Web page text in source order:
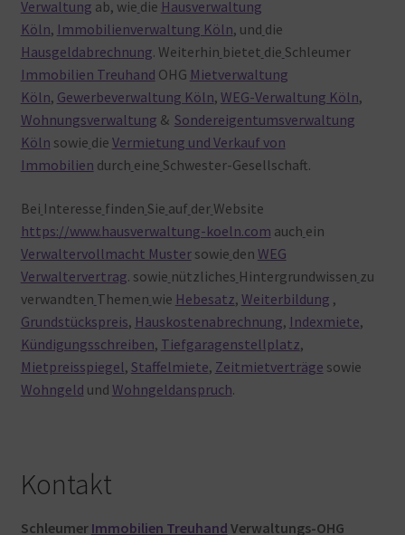
Verwaltung ab, wie die Hausverwaltung
Köln, Immobilienverwaltung Köln, und die
Hausgeldabrechnung. Weiterhin bietet die Schleumer
Immobilien Treuhand OHG Mietverwaltung
Köln, Gewerbeverwaltung Köln, WEG-Verwaltung Köln,
Wohnungsverwaltung & Sondereigentumsverwaltung
Köln sowie die Vermietung und Verkauf von
Immobilien durch eine Schwester-Gesellschaft.
Bei Interesse finden Sie auf der Website
https://www.hausverwaltung-koeln.com auch ein
Verwaltervollmacht Mustersowie den WEG
Verwaltervertrag. sowie nützliches Hintergrundwissen zu
verwandten Themen wie Hebesatz, Weiterbildung ,
Grundstückspreis, Hauskostenabrechnung, Indexmiete,
Kündigungsschreiben, Tiefgaragenstellplatz,
Mietpreisspiegel, Staffelmiete, Zeitmietverträge sowie
Wohngeld und Wohngeldanspruch.
Kontakt
Schleumer Immobilien Treuhand Verwaltungs-OHG